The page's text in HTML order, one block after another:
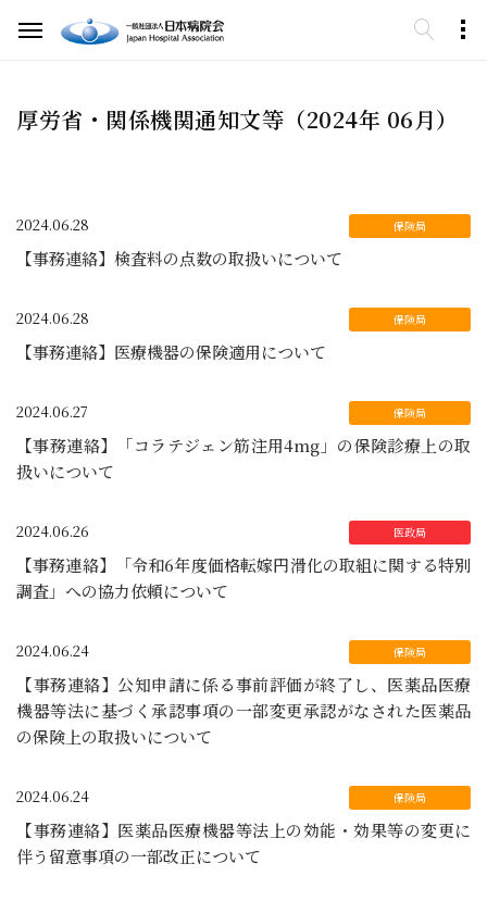
厚労省・関係機関通知文等（2024年 06月）
2024.06.28
【事務連絡】検査料の点数の取扱いについて
2024.06.28
【事務連絡】医療機器の保険適用について
2024.06.27
【事務連絡】「コラテジェン筋注用4mg」の保険診療上の取
扱いについて
2024.06.26
【事務連絡】「令和6年度価格転嫁円滑化の取組に関する特別
調査」への協力依頼について
2024.06.24
【事務連絡】公知申請に係る事前評価が終了し、医薬品医療
機器等法に基づく承認事項の一部変更承認がなされた医薬品
の保険上の取扱いについて
2024.06.24
【事務連絡】医薬品医療機器等法上の効能・効果等の変更に
伴う留意事項の一部改正について